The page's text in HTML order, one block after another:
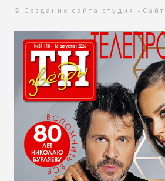
© Создание сайта студия